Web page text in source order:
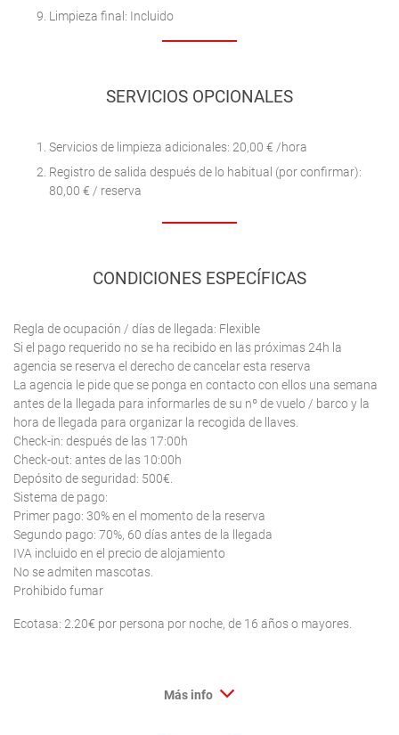
Limpieza final: Incluido
SERVICIOS OPCIONALES
Servicios de limpieza adicionales: 20,00 € /hora
Registro de salida después de lo habitual (por confirmar):
80,00 € / reserva
CONDICIONES ESPECÍFICAS
Regla de ocupación / días de llegada: Flexible
Si el pago requerido no se ha recibido en las próximas 24h la
agencia se reserva el derecho de cancelar esta reserva
La agencia le pide que se ponga en contacto con ellos una semana
antes de la llegada para informarles de su nº de vuelo / barco y la
hora de llegada para organizar la recogida de llaves.
Check-in: después de las 17:00h
Check-out: antes de las 10:00h
Depósito de seguridad: 500€.
Sistema de pago:
Primer pago: 30% en el momento de la reserva
Segundo pago: 70%, 60 días antes de la llegada
IVA incluido en el precio de alojamiento
No se admiten mascotas.
Prohibido fumar
Ecotasa: 2.20€ por persona por noche, de 16 años o mayores.
Más info